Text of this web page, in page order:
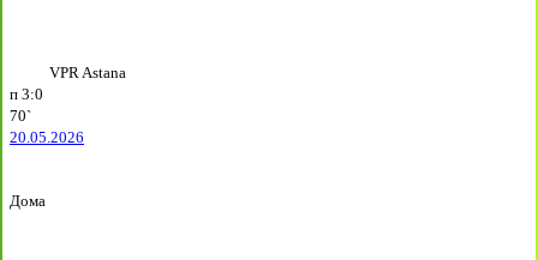
VPR Astana
п 3:0
70`
20.05.2026
Дома